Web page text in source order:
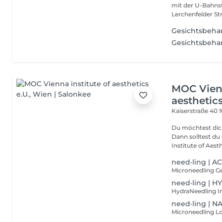
mit der U-
Lerchenfelder
MOC
Kaiserstraße 40
Du möchtest
Dann solltest
Institute of
need·ling |
need·ling |
need·ling |